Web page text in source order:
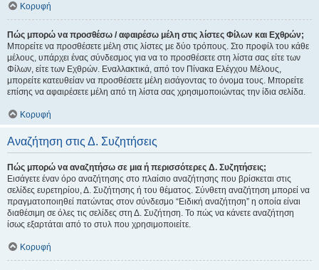
Κορυφή
Πώς μπορώ να προσθέσω / αφαιρέσω μέλη στις λίστες Φίλων και Εχθρών;
Μπορείτε να προσθέσετε μέλη στις λίστες με δύο τρόπους. Στο προφίλ του κάθε
μέλους, υπάρχει ένας σύνδεσμος για να το προσθέσετε στη λίστα σας είτε των
Φίλων, είτε των Εχθρών. Εναλλακτικά, από τον Πίνακα Ελέγχου Μέλους,
μπορείτε κατευθείαν να προσθέσετε μέλη εισάγοντας το όνομα τους. Μπορείτε
επίσης να αφαιρέσετε μέλη από τη λίστα σας χρησιμοποιώντας την ίδια σελίδα.
Κορυφή
Αναζήτηση στις Δ. Συζητήσεις
Πώς μπορώ να αναζητήσω σε μια ή περισσότερες Δ. Συζητήσεις;
Εισάγετε έναν όρο αναζήτησης στο πλαίσιο αναζήτησης που βρίσκεται στις
σελίδες ευρετηρίου, Δ. Συζήτησης ή του θέματος. Σύνθετη αναζήτηση μπορεί να
πραγματοποιηθεί πατώντας στον σύνδεσμο “Ειδική αναζήτηση” η οποία είναι
διαθέσιμη σε όλες τις σελίδες στη Δ. Συζήτηση. Το πώς να κάνετε αναζήτηση
ίσως εξαρτάται από το στυλ που χρησιμοποιείτε.
Κορυφή